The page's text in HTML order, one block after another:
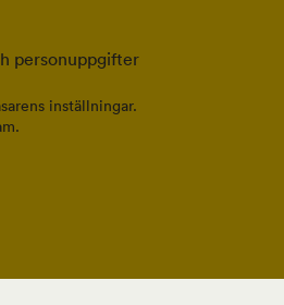
personuppgifter
inställningar.